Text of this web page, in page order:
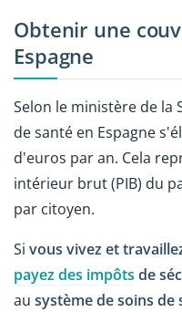
Obtenir une
Espagne
Selon le ministère de la
de santé en Espagne
d'euros par an. Cela
intérieur brut (PIB) du
par citoyen.
Si vous vivez et
payez des impôts de
au système de soins